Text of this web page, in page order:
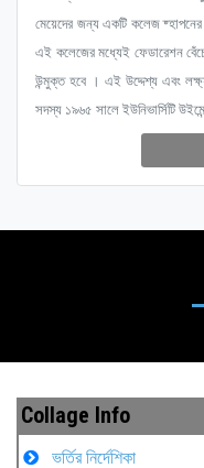
মেয়েদের জন্য একটি কলেজ
এই কলেজের মধ্যেই ফেডারেশন
উন্মুক্ত হবে । এই উদ্দেশ্য এবং
সদস্য ১৯৬৫ সালে ইউনিভার্সিটি
Collage Info
ভর্তির নির্দেশিকা